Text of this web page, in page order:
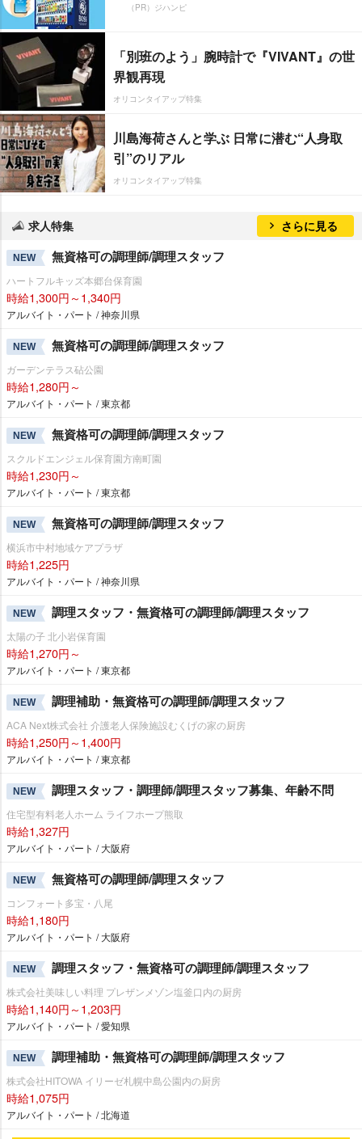
（PR）ジハンピ
「別班のよう」腕時計で『VIVANT』の世
界観再現
オリコンタイアップ特集
川島海荷さんと学ぶ 日常に潜む“人身取
引”のリアル
オリコンタイアップ特集
求人特集 さらに見る
NEW 無資格可の調理師/調理スタッフ
ハートフルキッズ本郷台保育園
時給1,300円～1,340円
アルバイト・パート / 神奈川県
NEW 無資格可の調理師/調理スタッフ
ガーデンテラス砧公園
時給1,280円～
アルバイト・パート / 東京都
NEW 無資格可の調理師/調理スタッフ
スクルドエンジェル保育園方南町園
時給1,230円～
アルバイト・パート / 東京都
NEW 無資格可の調理師/調理スタッフ
横浜市中村地域ケアプラザ
時給1,225円
アルバイト・パート / 神奈川県
NEW 調理スタッフ・無資格可の調理師/調理スタッフ
太陽の子 北小岩保育園
時給1,270円～
アルバイト・パート / 東京都
NEW 調理補助・無資格可の調理師/調理スタッフ
ACA Next株式会社 介護老人保険施設むくげの家の厨房
時給1,250円～1,400円
アルバイト・パート / 東京都
NEW 調理スタッフ・調理師/調理スタッフ募集、年齢不問
住宅型有料老人ホーム ライフホープ熊取
時給1,327円
アルバイト・パート / 大阪府
NEW 無資格可の調理師/調理スタッフ
コンフォート多宝・八尾
時給1,180円
アルバイト・パート / 大阪府
NEW 調理スタッフ・無資格可の調理師/調理スタッフ
株式会社美味しい料理 プレザンメゾン塩釜口内の厨房
時給1,140円～1,203円
アルバイト・パート / 愛知県
NEW 調理補助・無資格可の調理師/調理スタッフ
株式会社HITOWA イリーゼ札幌中島公園内の厨房
時給1,075円
アルバイト・パート / 北海道